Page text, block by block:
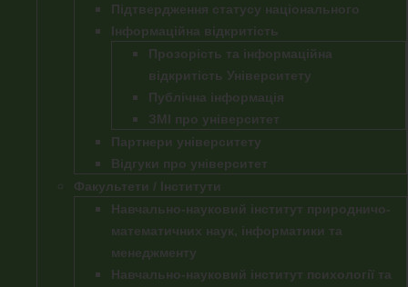
Підтвердження статусу національного
Інформаційна відкритість
Прозорість та інформаційна
відкритість Університету
Публічна інформація
ЗМІ про університет
Партнери університету
Відгуки про університет
Факультети / Інститути
Навчально-науковий інститут природничо-
математичних наук, інформатики та
менеджменту
Навчально-науковий інститут психології та